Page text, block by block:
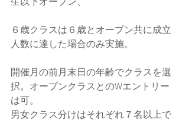
生以下オープン、
６歳クラスは６歳とオープン共に成立
人数に達した場合のみ実施。
開催月の前月末日の年齢でクラスを選
択。オープンクラスとのWエントリー
は可。
男女クラス分けはそれぞれ７名以上で